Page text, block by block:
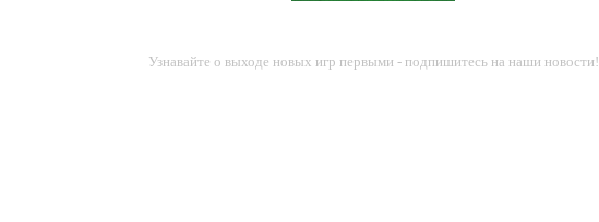
Узнавайте о выходе новых игр первыми - подпишитесь на наши новости!